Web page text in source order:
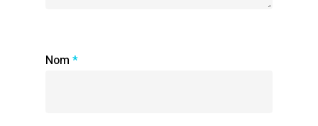
Nom *